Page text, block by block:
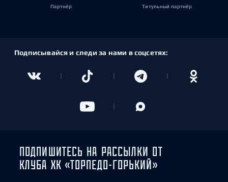
Партнёр Титульный партнёр
Подписывайся и следи за нами в соцсетях:
ПОДПИШИТЕСЬ НА РАССЫЛКИ ОТ
КЛУБА ХК «ТОРПЕДО-ГОРЬКИЙ»